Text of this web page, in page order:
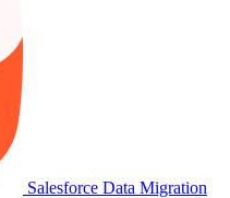
Salesforce Data Migration